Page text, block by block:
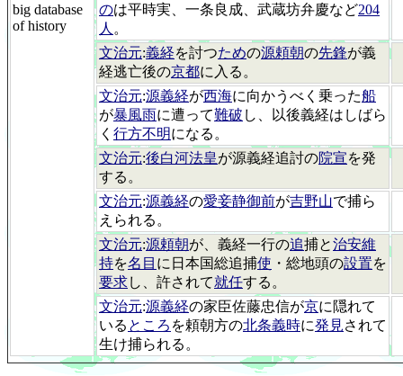
big database
of history
のは平時実、一条良成、武蔵坊弁慶など204
人 。
文治元:義経を討つための源頼朝の先鋒が義
経逃亡後の京都に入る。
文治元:源義経が西海に向かうべく乗った船
が暴風雨に遭って難破 し、以後義経はしばら
く 行方不明になる。
文治元:後白河法皇が源義経追討の院宣を発
する。
文治元:源義経の愛妾静御前が吉野山で捕ら
えられる。
文治元:源頼朝が、義経一行の追捕と治安維
持を名目 に日本国総追捕使 ・総地頭の設置を
要求し、許されて就任する。
文治元:源義経の家臣佐藤忠信が京に隠れて
いる ところ を頼朝方の北条義時に発見されて
生け捕られる。